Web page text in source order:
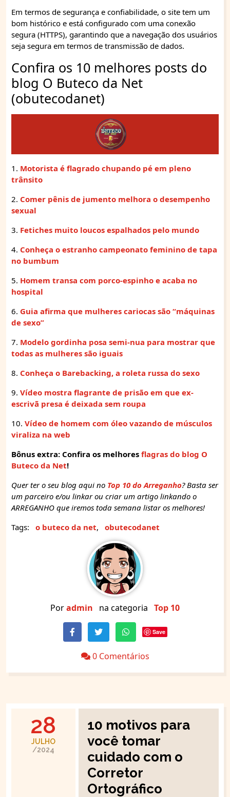
Em termos de segurança e confiabilidade, o site tem um
bom histórico e está configurado com uma conexão
segura (HTTPS), garantindo que a navegação dos usuários
seja segura em termos de transmissão de dados.
Confira os 10 melhores posts do
blog O Buteco da Net
(obutecodanet)
1. Motorista é flagrado chupando pé em pleno
trânsito
2. Comer pênis de jumento melhora o desempenho
sexual
3. Fetiches muito loucos espalhados pelo mundo
4. Conheça o estranho campeonato feminino de tapa
no bumbum
5. Homem transa com porco-espinho e acaba no
hospital
6. Guia afirma que mulheres cariocas são “máquinas
de sexo”
7. Modelo gordinha posa semi-nua para mostrar que
todas as mulheres são iguais
8. Conheça o Barebacking, a roleta russa do sexo
9. Vídeo mostra flagrante de prisão em que ex-
escrivã presa é deixada sem roupa
10. Vídeo de homem com óleo vazando de músculos
viraliza na web
Bônus extra: Confira os melhores flagras do blog O
Buteco da Net!
Quer ter o seu blog aqui no Top 10 do Arreganho? Basta ser
um parceiro e/ou linkar ou criar um artigo linkando o
ARREGANHO que iremos toda semana listar os melhores!
Tags:
o buteco da net, obutecodanet
Poradmin na categoria Top 10
Save
0 Comentários
28
JULHO
/2024
10 motivos para
você tomar
cuidado com o
Corretor
Ortográfico